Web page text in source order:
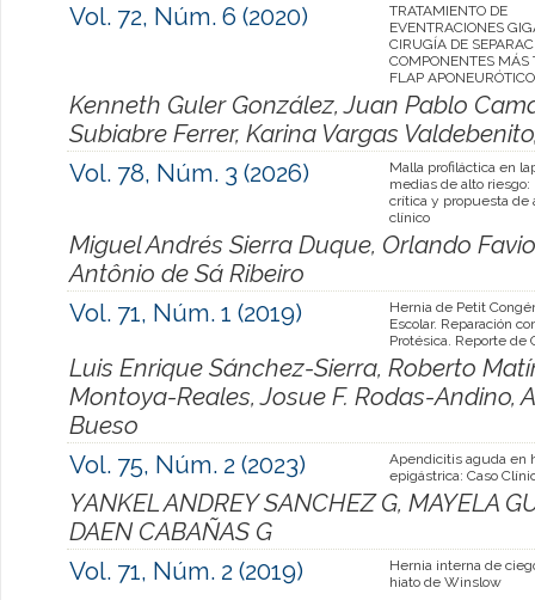
Vol. 72, Núm. 6 (2020)
TRATAMIENTO DE
EVENTRACIONES
CIRUGÍA DE
COMPONENTES MÁS
FLAP
Kenneth Guler González, Juan Pablo
Subiabre Ferrer, Karina Vargas
Vol. 78, Núm. 3 (2026)
Malla profiláctica en
medias de alto riesgo:
crítica y propuesta de
clínico
Miguel Andrés Sierra Duque, Orlando
Antônio de Sá Ribeiro
Vol. 71, Núm. 1 (2019)
Hernia de Petit
Escolar. Reparación
Protésica. Reporte de
Luis Enrique Sánchez-Sierra, Roberto
Montoya-Reales, Josue F. Rodas-Andino,
Bueso
Vol. 75, Núm. 2 (2023)
Apendicitis aguda en
epigástrica: Caso
YANKEL ANDREY SANCHEZ G, MAYELA
DAEN CABAÑAS G
Vol. 71, Núm. 2 (2019)
Hernia interna de
hiato de Winslow